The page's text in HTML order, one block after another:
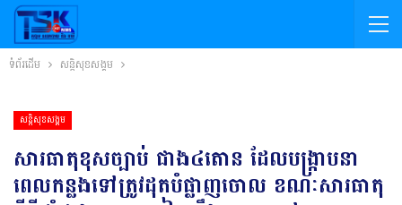
ទំព័រដើម សន្តិសុខសង្គម
សន្តិសុខសង្គម
សារធាតុខុសច្បាប់ ជាង៤តោន ដែលបង្ក្រាបនា
ពេលកន្លងទៅត្រូវដុតបំផ្លាញចោល ខណៈសារធាតុ